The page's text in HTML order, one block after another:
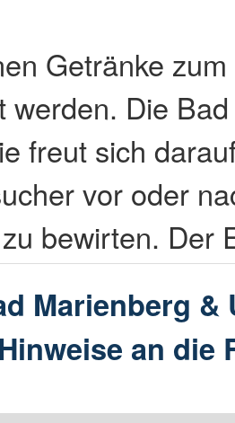
Getränke
werden. Die
freut sich
vor oder
bewirten. Der
Marienberg &
Hinweise an die